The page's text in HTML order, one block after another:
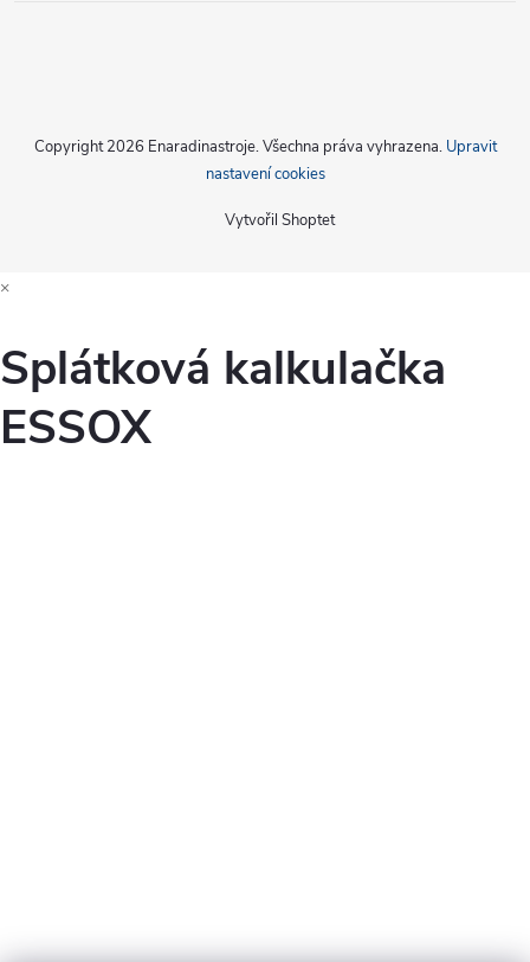
Vytvořil Shoptet
Copyright 2026 Enaradinastroje. Všechna práva vyhrazena. Upravit
nastavení cookies
×
Splátková kalkulačka
ESSOX